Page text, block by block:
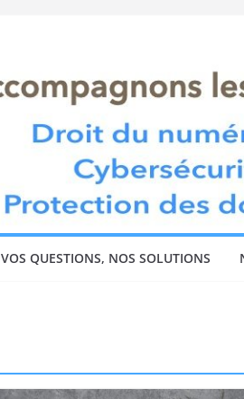
VOS QUESTIONS, NOS SOLUTIONS